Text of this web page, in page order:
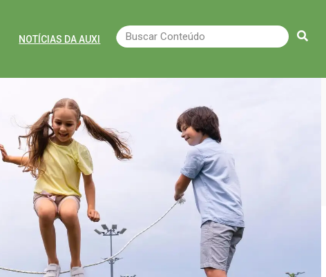
NOTÍCIAS DA AUXI